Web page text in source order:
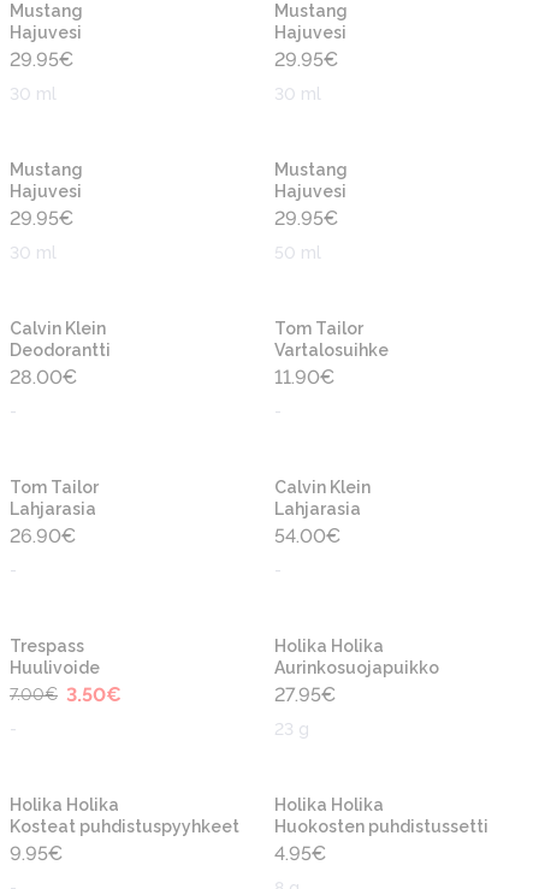
Mustang
Hajuvesi
29.95€
30 ml
Mustang
Hajuvesi
29.95€
30 ml
Mustang
Hajuvesi
29.95€
30 ml
Mustang
Hajuvesi
29.95€
50 ml
Calvin Klein
Deodorantti
28.00€
-
Tom Tailor
Vartalosuihke
11.90€
-
Tom Tailor
Lahjarasia
26.90€
-
Calvin Klein
Lahjarasia
54.00€
-
Trespass
Huulivoide
7.00€ 3.50€
-
Holika Holika
Aurinkosuojapuikko
27.95€
23 g
Holika Holika
Kosteat puhdistuspyyhkeet
9.95€
Holika Holika
Huokosten puhdistussetti
4.95€